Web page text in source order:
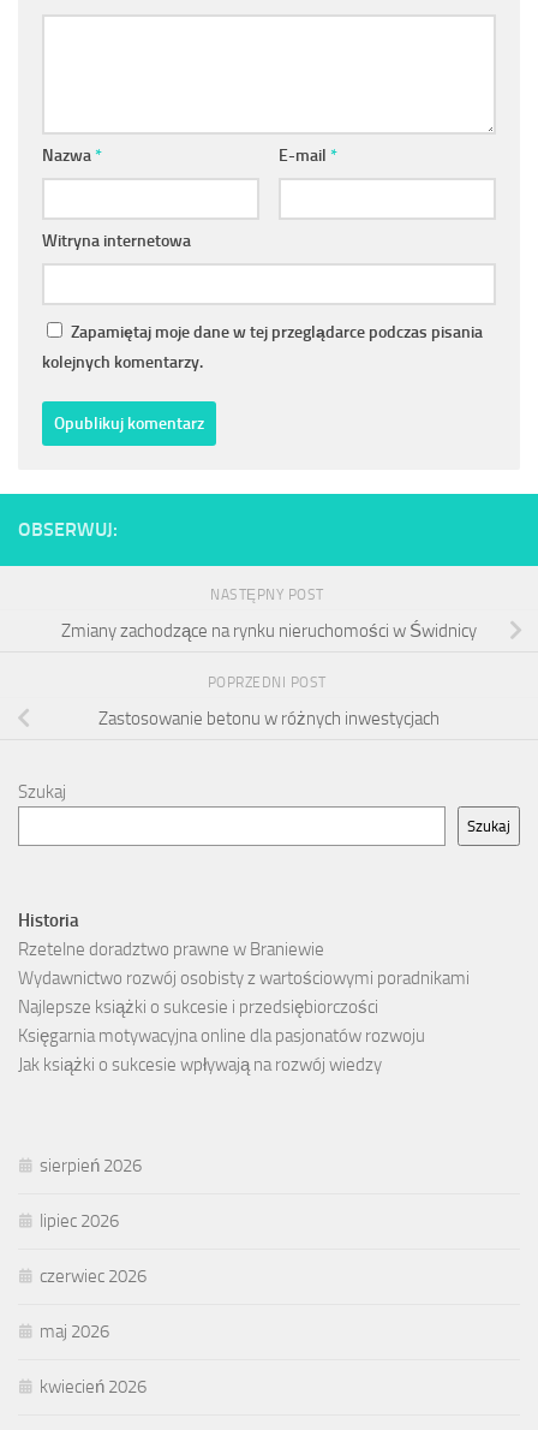
Nazwa* E-mail *
Witryna internetowa
Zapamiętaj moje dane w tej przeglądarce podczas pisania
kolejnych komentarzy.
OBSERWUJ:
NASTĘPNY POST
Zmiany zachodzące na rynku nieruchomości w Świdnicy
POPRZEDNI POST
Zastosowanie betonu w różnych inwestycjach
Szukaj
Szukaj
Historia
Rzetelne doradztwo prawne w Braniewie
Wydawnictwo rozwój osobisty z wartościowymi poradnikami
Najlepsze książki o sukcesie i przedsiębiorczości
Księgarnia motywacyjna online dla pasjonatów rozwoju
Jak książki o sukcesie wpływają na rozwój wiedzy
sierpień 2026
lipiec 2026
czerwiec 2026
maj 2026
kwiecień 2026